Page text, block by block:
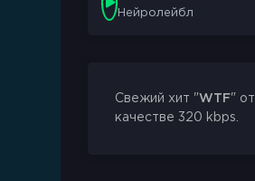
Нейролейбл
Свежий хит "WTF" от
качестве 320 kbps.